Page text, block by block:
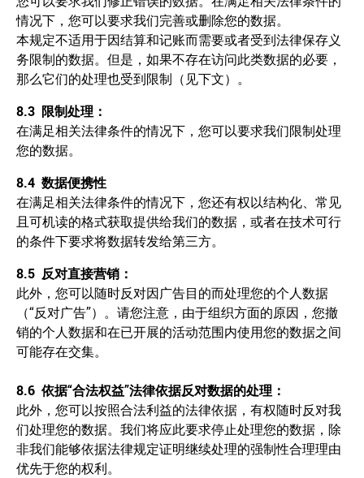
情况下，您可以要求我们完善或删除您的数据。
本规定不适用于因结算和记账而需要或者受到法律保存义
务限制的数据。但是，如果不存在访问此类数据的必要，
那么它们的处理也受到限制（见下文）。
8.3 限制处理：
在满足相关法律条件的情况下，您可以要求我们限制处理
您的数据。
8.4 数据便携性
在满足相关法律条件的情况下，您还有权以结构化、常见
且可机读的格式获取提供给我们的数据，或者在技术可行
的条件下要求将数据转发给第三方。
8.5 反对直接营销：
此外，您可以随时反对因广告目的而处理您的个人数据
（“反对广告”）。请您注意，由于组织方面的原因，您撤
销的个人数据和在已开展的活动范围内使用您的数据之间
可能存在交集。
8.6 依据“合法权益”法律依据反对数据的处理：
此外，您可以按照合法利益的法律依据，有权随时反对我
们处理您的数据。我们将应此要求停止处理您的数据，除
非我们能够依据法律规定证明继续处理的强制性合理理由
优先于您的权利。